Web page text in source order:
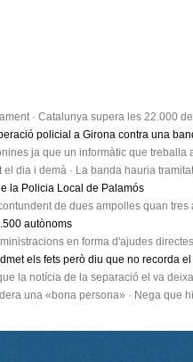
· Catalunya supera les 22.000
policial a Girona contra una
ja que un informàtic que
el dia i demà · La banda hauria
la Policia Local de Palamós
de dues ampolles quan
autònoms
en forma d'ajudes
els fets però diu que no recorda
la notícia de la separació el va
una «bona persona» · Nega que